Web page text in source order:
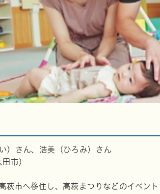
）さん、浩美（ひろみ）さん
市）
萩市へ移住し、高萩まつりなどのイベン